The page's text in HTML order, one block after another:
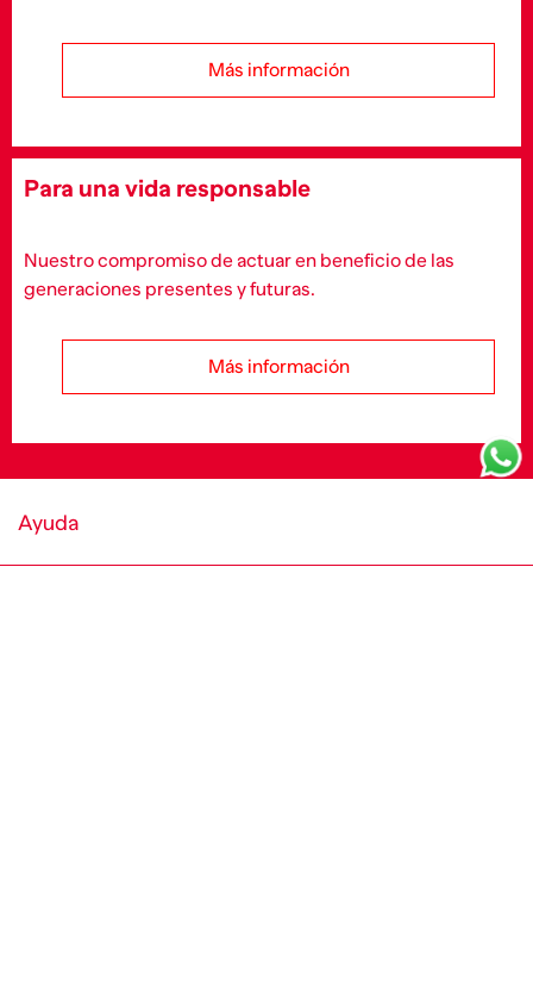
Más información
Para una vida responsable
Nuestro compromiso de actuar en beneficio de las
generaciones presentes y futuras.
Más información
Ayuda